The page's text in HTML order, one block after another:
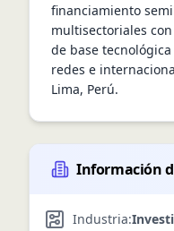
financiamiento
multisectoriales
de base
redes e
Lima, Perú.
Información
Industria: